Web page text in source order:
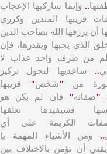
.. وإنما شاركيها الإعجاب
قريبها المتدين وكرري
أن يرزقها الله بصاحب الدين
الذي يحبها ويقدرها، فإن
من طرف واحد عذاب لا
.. ساعديها لتحول تركيز
من "شخص" قريبها
"صفاته" فإن لم يكن هو
فسيفيدها تعلقها
الكريمة على أي
.. ومن الأشياء المهمة يا
أن نؤمن بالاختلاف بين